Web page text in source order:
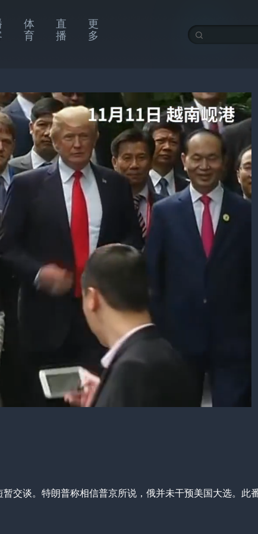
体
育
直
播
更
多
交谈。特朗普称相信普京所说，俄并未干预美国大选。此